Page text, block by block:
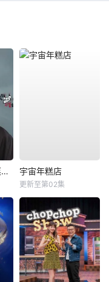
虽然没准备什么菜第四季 宇宙年糕店
更新至第02集